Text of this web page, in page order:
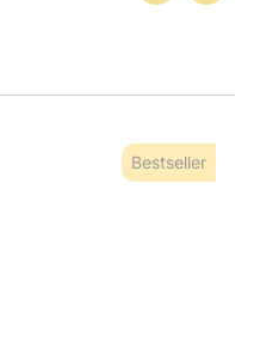
Bestseller